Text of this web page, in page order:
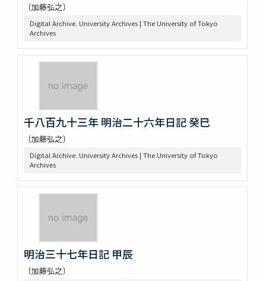
〔加藤弘之〕
Digital Archive. University Archives | The University of Tokyo
Archives
千八百九十三年 明治二十六年日記 癸巳
〔加藤弘之〕
Digital Archive. University Archives | The University of Tokyo
Archives
明治三十七年日記 甲辰
〔加藤弘之〕